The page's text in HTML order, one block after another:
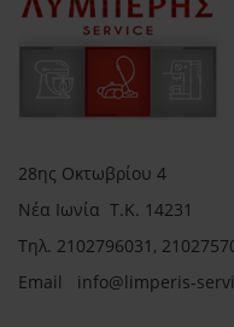
28ης Οκτωβρίου 4
Νέα Ιωνία Τ.Κ. 14231
Τηλ. 2102796031,
Email info@limperis-